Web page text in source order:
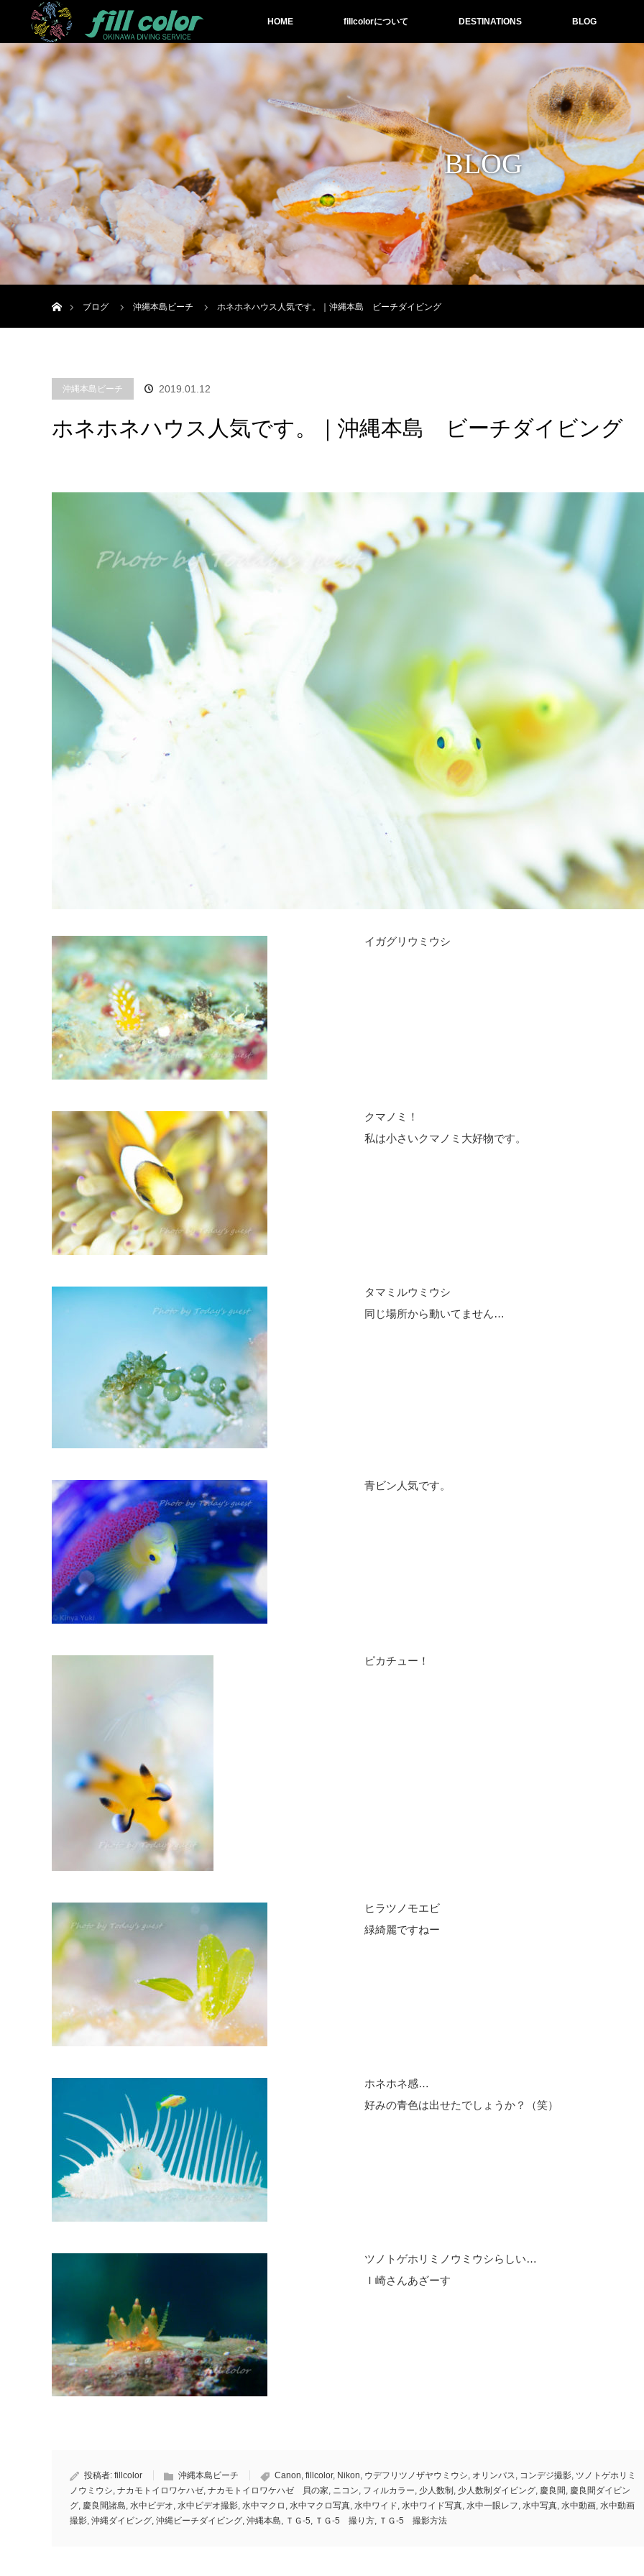
HOME fillcolorについて DESTINATIONS BLOG
BLOG
ブログ
沖縄本島ビーチ ホネホネハウス人気です。｜沖縄本島 ビーチダイビング
沖縄本島ビーチ 2019.01.12
ホネホネハウス人気です。｜沖縄本島 ビーチダイビング
イガグリウミウシ
クマノミ！
私は小さいクマノミ大好物です。
タマミルウミウシ
同じ場所から動いてません…
青ビン人気です。
ピカチュー！
ヒラツノモエビ
緑綺麗ですねー
ホネホネ感…
好みの青色は出せたでしょうか？（笑）
ツノトゲホリミノウミウシらしい…
Ｉ崎さんあざーす
投稿者: fillcolor 沖縄本島ビーチ Canon, fillcolor, Nikon, ウデフリツノザヤウミウシ, オリンパス, コンデジ撮影, ツノトゲホリミ
ノウミウシ, ナカモトイロワケハゼ, ナカモトイロワケハゼ 貝の家, ニコン, フィルカラー, 少人数制 , 少人数制ダイビング, 慶良間 , 慶良間ダイビン
グ, 慶良間諸島, 水中ビデオ, 水中ビデオ撮影, 水中マクロ , 水中マクロ写真, 水中ワイド, 水中ワイド写真, 水中一眼レフ, 水中写真, 水中動画, 水中動画
撮影, 沖縄ダイビング, 沖縄ビーチダイビング, 沖縄本島, ＴＧ-5, ＴＧ-5 撮り方, ＴＧ-5 撮影方法